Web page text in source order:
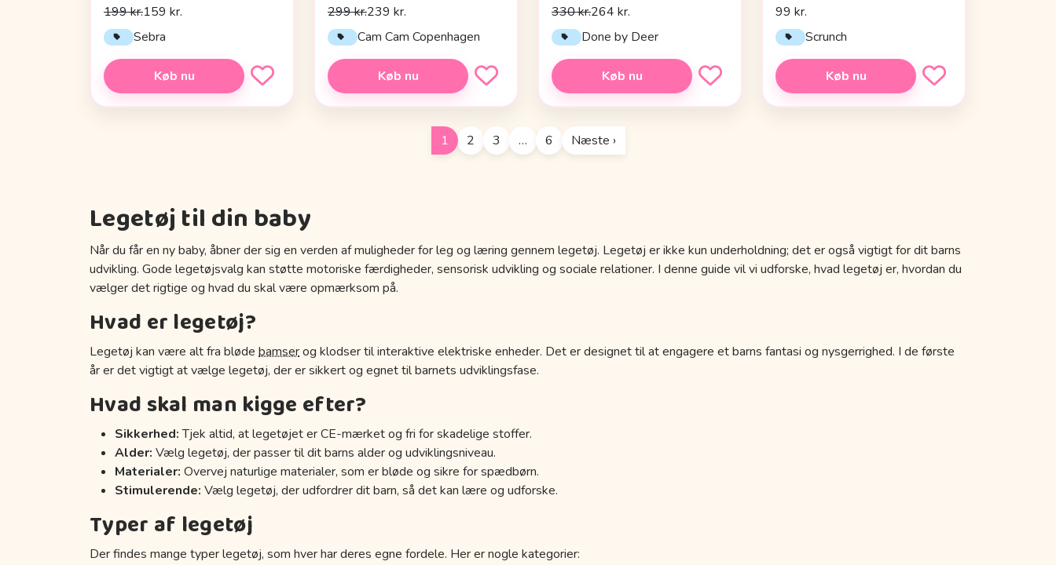
199 kr.159 kr.
Sebra
Køb nu
299 kr.239 kr.
Cam Cam Copenhagen
Køb nu
330 kr.264 kr.
Done by Deer
Køb nu
99 kr.
Scrunch
Køb nu
1 2 3 … 6 Næste ›
Legetøj til din baby
Når du får en ny baby, åbner der sig en verden af muligheder for leg og læring gennem legetøj. Legetøj er ikke kun underholdning; det er også vigtigt for dit barns
udvikling. Gode legetøjsvalg kan støtte motoriske færdigheder, sensorisk udvikling og sociale relationer. I denne guide vil vi udforske, hvad legetøj er, hvordan du
vælger det rigtige og hvad du skal være opmærksom på.
Hvad er legetøj?
Legetøj kan være alt fra bløde bamserog klodser til interaktive elektriske enheder. Det er designet til at engagere et barns fantasi og nysgerrighed. I de første
år er det vigtigt at vælge legetøj, der er sikkert og egnet til barnets udviklingsfase.
Hvad skal man kigge efter?
Sikkerhed:Tjek altid, at legetøjet er CE-mærket og fri for skadelige stoffer.
Alder: Vælg legetøj, der passer til dit barns alder og udviklingsniveau.
Materialer: Overvej naturlige materialer, som er bløde og sikre for spædbørn.
Stimulerende: Vælg legetøj, der udfordrer dit barn, så det kan lære og udforske.
Typer af legetøj
Der findes mange typer legetøj, som hver har deres egne fordele. Her er nogle kategorier: